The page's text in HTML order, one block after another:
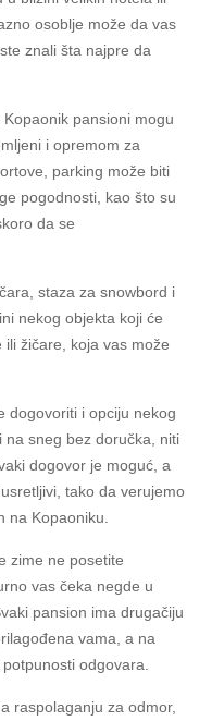
osoblje može da vas
znali šta najpre da
pansioni mogu
i opremom za
parking može biti
pogodnosti, kao što su
da se
staza za snowbord i
nekog objekta koji će
žičare, koja vas može
dogovoriti i opciju nekog
sneg bez doručka, niti
dogovor je moguć, a
tako da verujemo
na Kopaoniku.
zime ne posetite
vas čeka negde u
pansion ima drugačiju
vama, a na
odgovara.
raspolaganju za odmor,